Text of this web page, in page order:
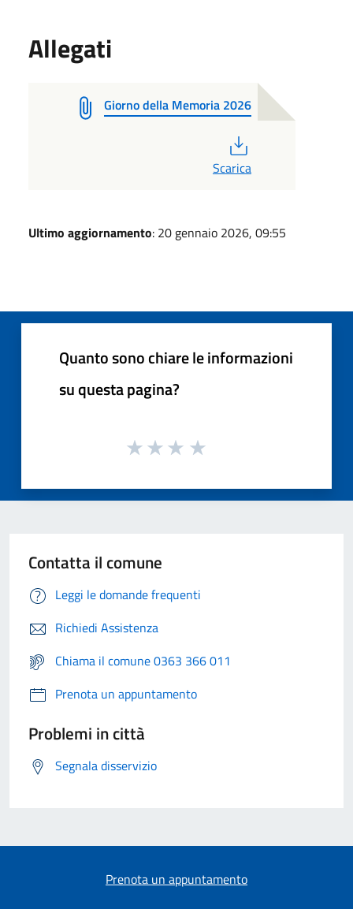
Allegati
Giorno della Memoria 2026
Scarica
Ultimo aggiornamento: 20 gennaio 2026, 09:55
Quanto sono chiare le informazioni
su questa pagina?
Contatta il comune
Leggi le domande frequenti
Richiedi Assistenza
Chiama il comune 0363 366 011
Prenota un appuntamento
Problemi in città
Segnala disservizio
Prenota un appuntamento